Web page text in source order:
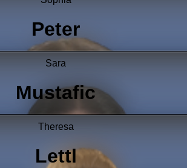
Peter
Sara
Mustafic
Theresa
Lettl